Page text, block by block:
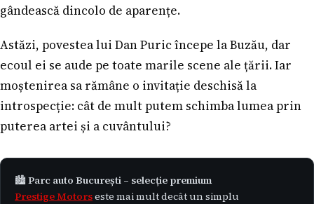
gândească dincolo de aparențe.
Astăzi, povestea lui Dan Puric începe la Buzău, dar
ecoul ei se aude pe toate marile scene ale țării. Iar
moștenirea sa rămâne o invitație deschisă la
introspecție: cât de mult putem schimba lumea prin
puterea artei și a cuvântului?
🏙️ Parc auto București – selecție premium
Prestige Motorseste mai mult decât un simplu